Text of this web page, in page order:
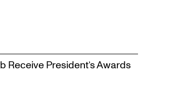
Receive President’s Awards